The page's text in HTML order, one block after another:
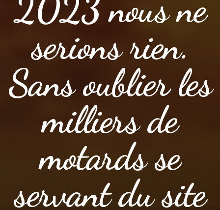
2023 nous ne
serions rien.
Sans oublier les
milliers de
motards se
servant du site